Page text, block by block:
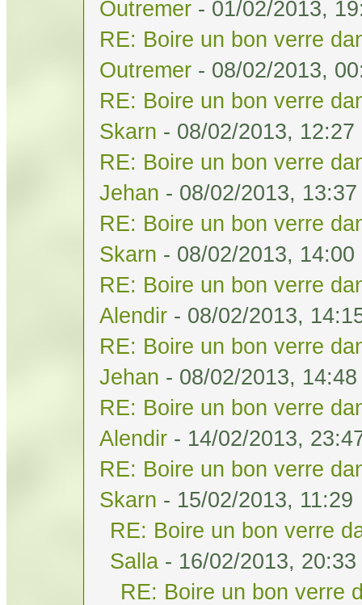
Outremer - 01/02/2013,
RE: Boire un bon verre
Outremer - 08/02/2013,
RE: Boire un bon verre
Skarn - 08/02/2013, 12:27
RE: Boire un bon verre
Jehan - 08/02/2013, 13:37
RE: Boire un bon verre
Skarn - 08/02/2013, 14:00
RE: Boire un bon verre
Alendir - 08/02/2013,
RE: Boire un bon verre
Jehan - 08/02/2013, 14:48
RE: Boire un bon verre
Alendir - 14/02/2013,
RE: Boire un bon verre
Skarn - 15/02/2013, 11:29
RE: Boire un bon verre
Salla - 16/02/2013, 20:33
RE: Boire un bon verre